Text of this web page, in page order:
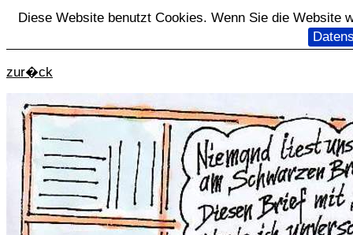
Diese Website benutzt Cookies. Wenn Sie die Website
zur�ck